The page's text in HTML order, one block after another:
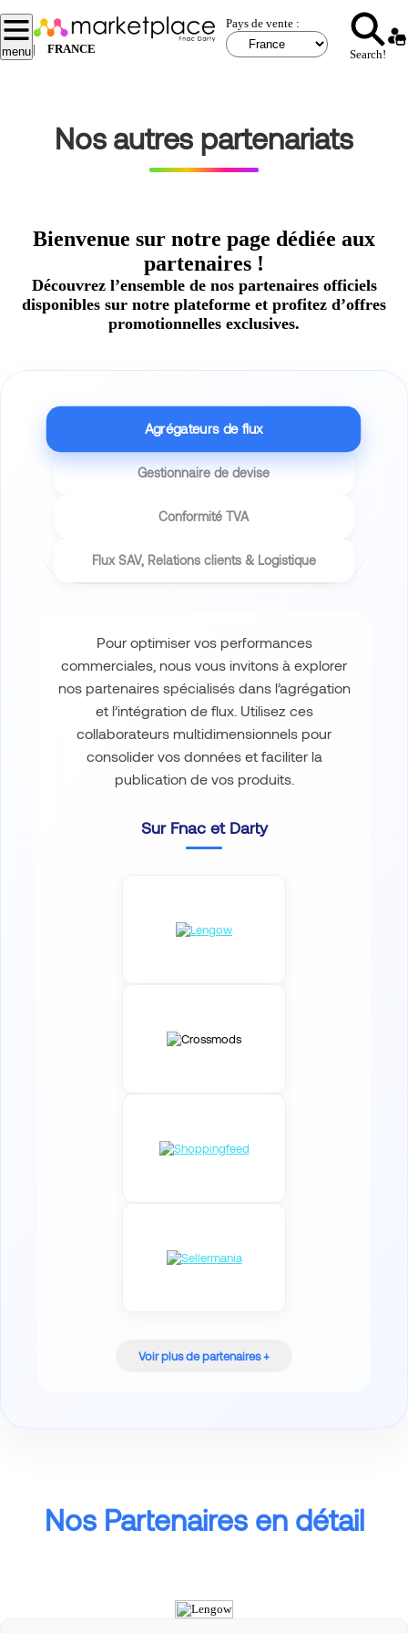
Aller
au
contenu
principal
menu | FRANCE
Pays de vente :
Search!
Nos autres partenariats
Bienvenue sur notre page dédiée aux
partenaires !
Découvrez l’ensemble de nos partenaires officiels
disponibles sur notre plateforme et profitez d’offres
promotionnelles exclusives.
Agrégateurs de flux
Gestionnaire de devise
ConformitéTVA
FluxSAV, Relations clients & Logistique
Pour optimiser vos performances
commerciales, nous vous invitons à explorer
nos partenaires spécialisés dans l’agrégation
et l’intégration de flux. Utilisez ces
collaborateurs multidimensionnels pour
consolider vos données et faciliter la
publication de vos produits.
Sur Fnac et Darty
Voir plus de partenaires +
Nos Partenaires en détail